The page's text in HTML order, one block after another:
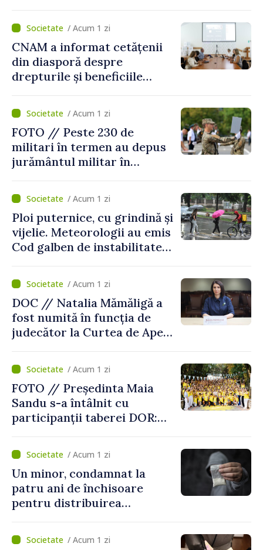
/ Acum 1 zi
CNAM a informat cetățenii
din diasporă despre
drepturile și beneficiile
/ Acum 1 zi
FOTO // Peste 230 de
militari în termen au depus
jurământul militar în
/ Acum 1 zi
Ploi puternice, cu grindină și
vijelie. Meteorologii au emis
Cod galben de instabilitate
/ Acum 1 zi
DOC // Natalia Mămăligă a
fost numită în funcția de
judecător la Curtea de Apel
/ Acum 1 zi
FOTO // Președinta Maia
Sandu s-a întâlnit cu
participanții taberei DOR:
noastră rămâne puternică”
/ Acum 1 zi
Un minor, condamnat la
patru ani de închisoare
pentru distribuirea
/ Acum 1 zi